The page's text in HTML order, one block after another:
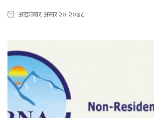
आइतबार, असार २०, २०७८